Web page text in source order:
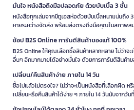
มั่นใจ หนังสือถึงมือปลอดภัย ด้วยบับเบิ้ล 3 ชั้น
หนังสือทุกเล่มจากบีทูเอสห่อด้วยบับเบิ้ลหนาแน่นถึง
หายระหว่างจัดส่ง พร้อมส่งตรงถึงมือคุณในสภาพ
ช้อป B2S Online การันตีสินค้าของแท้ 100%
B2S Online ให้คุณเลือกซื้อสินค้าหลากหลาย ไม่ว่าจ
อื่นๆ อีกมากมายได้อย่างมั่นใจ ด้วยการการันตีสินค้า
เปลี่ยน/คืนสินค้าง่าย ภายใน 14 วัน
ซื้อไปแล้วไม่ตรงใจ? ไม่ว่าจะเป็นหนังสือที่เลือกผิด
เปลี่ยนหรือคืนสินค้าได้ง่าย ๆ ภายใน 14 วันนับจากวัน